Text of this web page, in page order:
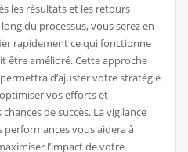
les résultats et les retours
du processus, vous serez en
rapidement ce qui fonctionne
être amélioré. Cette approche
d’ajuster votre stratégie
vos efforts et
de succès. La vigilance
performances vous aidera à
l’impact de votre